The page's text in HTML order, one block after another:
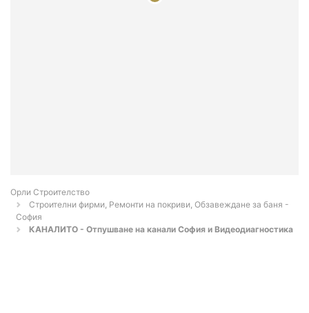
Орли Строителство
Строителни фирми, Ремонти на покриви, Обзавеждане за баня -
София
КАНАЛИТО - Отпушване на канали София и Видеодиагностика